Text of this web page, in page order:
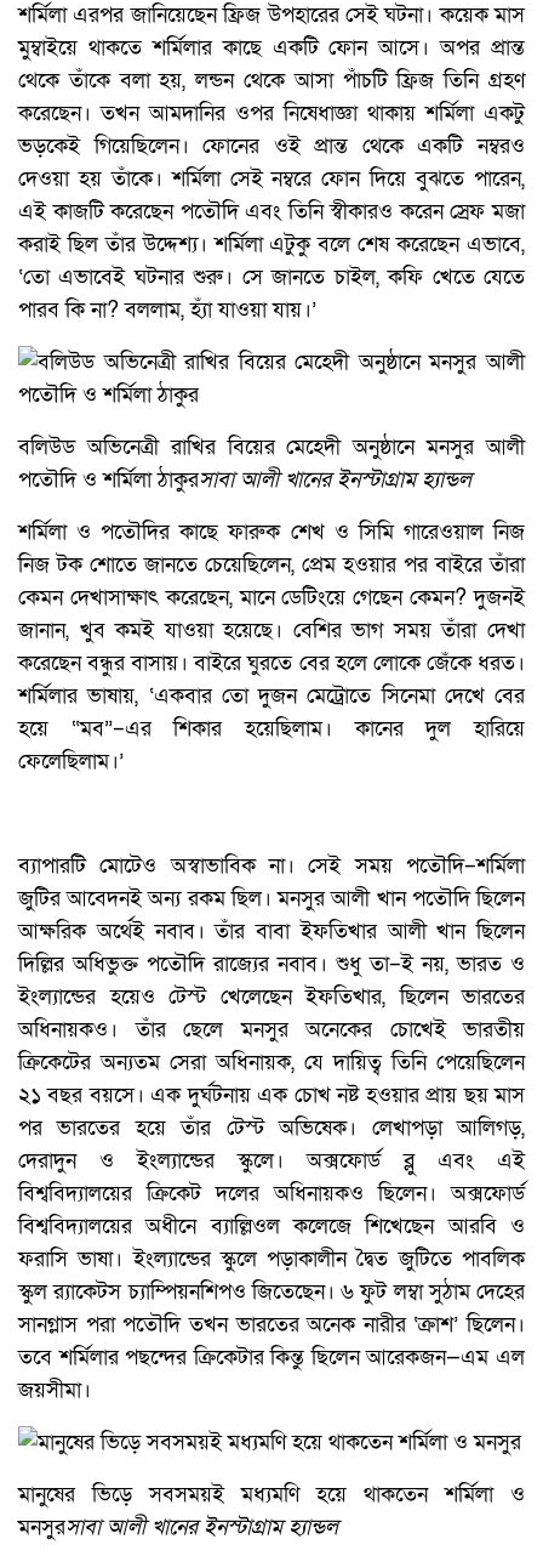
শর্মিলা এরপর জানিয়েছেন ফ্রিজ উপহারের সেই ঘটনা। কয়েক মাস
মুম্বাইয়ে থাকতে শর্মিলার কাছে একটি ফোন আসে। অপর প্রান্ত
থেকে তাঁকে বলা হয়, লন্ডন থেকে আসা পাঁচটি ফ্রিজ তিনি গ্রহণ
করেছেন। তখন আমদানির ওপর নিষেধাজ্ঞা থাকায় শর্মিলা একটু
ভড়কেই গিয়েছিলেন। ফোনের ওই প্রান্ত থেকে একটি নম্বরও
দেওয়া হয় তাঁকে। শর্মিলা সেই নম্বরে ফোন দিয়ে বুঝতে পারেন,
এই কাজটি করেছেন পতৌদি এবং তিনি স্বীকারও করেন স্রেফ মজা
করাই ছিল তাঁর উদ্দেশ্য। শর্মিলা এটুকু বলে শেষ করেছেন এভাবে,
‘তো এভাবেই ঘটনার শুরু। সে জানতে চাইল, কফি খেতে যেতে
পারব কি না? বললাম, হ্যাঁ যাওয়া যায়।’
বলিউড অভিনেত্রী রাখির বিয়ের মেহেদী অনুষ্ঠানে মনসুর আলী
পতৌদি ও শর্মিলা ঠাকুরসাবা আলী খানের ইনস্টাগ্রাম হ্যান্ডল
শর্মিলা ও পতৌদির কাছে ফারুক শেখ ও সিমি গারেওয়াল নিজ
নিজ টক শোতে জানতে চেয়েছিলেন, প্রেম হওয়ার পর বাইরে তাঁরা
কেমন দেখাসাক্ষাৎ করেছেন, মানে ডেটিংয়ে গেছেন কেমন? দুজনই
জানান, খুব কমই যাওয়া হয়েছে। বেশির ভাগ সময় তাঁরা দেখা
করেছেন বন্ধুর বাসায়। বাইরে ঘুরতে বের হলে লোকে জেঁকে ধরত।
শর্মিলার ভাষায়, ‘একবার তো দুজন মেট্রোতে সিনেমা দেখে বের
হয়ে “মব”–এর শিকার হয়েছিলাম। কানের দুল হারিয়ে
ফেলেছিলাম।’
ব্যাপারটি মোটেও অস্বাভাবিক না। সেই সময় পতৌদি–শর্মিলা
জুটির আবেদনই অন্য রকম ছিল। মনসুর আলী খান পতৌদি ছিলেন
আক্ষরিক অর্থেই নবাব। তাঁর বাবা ইফতিখার আলী খান ছিলেন
দিল্লির অধিভুক্ত পতৌদি রাজ্যের নবাব। শুধু তা–ই নয়, ভারত ও
ইংল্যান্ডের হয়েও টেস্ট খেলেছেন ইফতিখার, ছিলেন ভারতের
অধিনায়কও। তাঁর ছেলে মনসুর অনেকের চোখেই ভারতীয়
ক্রিকেটের অন্যতম সেরা অধিনায়ক, যে দায়িত্ব তিনি পেয়েছিলেন
২১ বছর বয়সে। এক দুর্ঘটনায় এক চোখ নষ্ট হওয়ার প্রায় ছয় মাস
পর ভারতের হয়ে তাঁর টেস্ট অভিষেক। লেখাপড়া আলিগড়,
দেরাদুন ও ইংল্যান্ডের স্কুলে। অক্সফোর্ড ব্লু এবং এই
বিশ্ববিদ্যালয়ের ক্রিকেট দলের অধিনায়কও ছিলেন। অক্সফোর্ড
বিশ্ববিদ্যালয়ের অধীনে ব্যাল্লিওল কলেজে শিখেছেন আরবি ও
ফরাসি ভাষা। ইংল্যান্ডের স্কুলে পড়াকালীন দ্বৈত জুটিতে পাবলিক
স্কুল র‌্যাকেটস চ্যাম্পিয়নশিপও জিতেছেন। ৬ ফুট লম্বা সুঠাম দেহের
সানগ্লাস পরা পতৌদি তখন ভারতের অনেক নারীর ‘ক্রাশ’ ছিলেন।
তবে শর্মিলার পছন্দের ক্রিকেটার কিন্তু ছিলেন আরেকজন—এম এল
জয়সীমা।
মানুষের ভিড়ে সবসময়ই মধ্যমণি হয়ে থাকতেন শর্মিলা ও
মনসুরসাবা আলী খানের ইনস্টাগ্রাম হ্যান্ডল